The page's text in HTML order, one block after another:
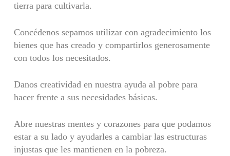
tierra para cultivarla.
Concédenos sepamos utilizar con agradecimiento los
bienes que has creado y compartirlos generosamente
con todos los necesitados.
Danos creatividad en nuestra ayuda al pobre para
hacer frente a sus necesidades básicas.
Abre nuestras mentes y corazones para que podamos
estar a su lado y ayudarles a cambiar las estructuras
injustas que les mantienen en la pobreza.